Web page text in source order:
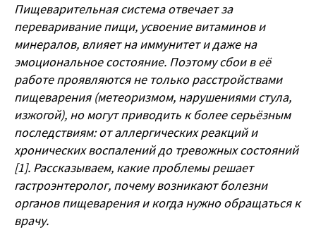
Пищеварительная система отвечает за
переваривание пищи, усвоение витаминов и
минералов, влияет на иммунитет и даже на
эмоциональное состояние. Поэтому сбои в её
работе проявляются не только расстройствами
пищеварения (метеоризмом, нарушениями стула,
изжогой), но могут приводить к более серьёзным
последствиям: от аллергических реакций и
хронических воспалений до тревожных состояний
[1]. Рассказываем, какие проблемы решает
гастроэнтеролог, почему возникают болезни
органов пищеварения и когда нужнообращатьсяк
врачу.